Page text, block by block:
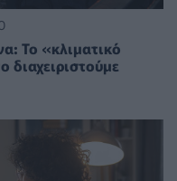
Το «κλιματικό